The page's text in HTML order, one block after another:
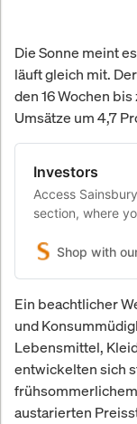
Die Sonne meint
läuft gleich mit.
den 16 Wochen
Umsätze um 4,7
Investors
Access
section, where
performance,
Shop with
Ein beachtlicher
und
Lebensmittel,
entwickelten sich
austarierten